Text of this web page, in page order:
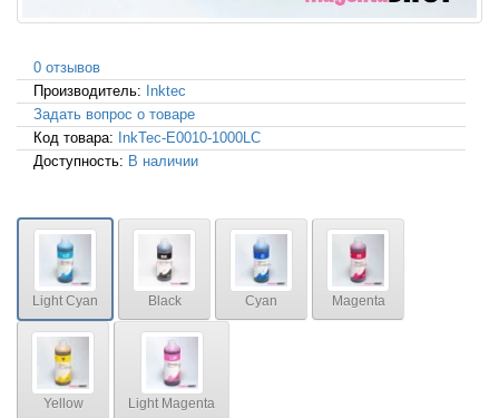
0 отзывов
Производитель: Inktec
Задать вопрос о товаре
Код товара: InkTec-E0010-1000LC
Доступность: В наличии
Light Cyan Black Cyan Magenta
Yellow Light Magenta